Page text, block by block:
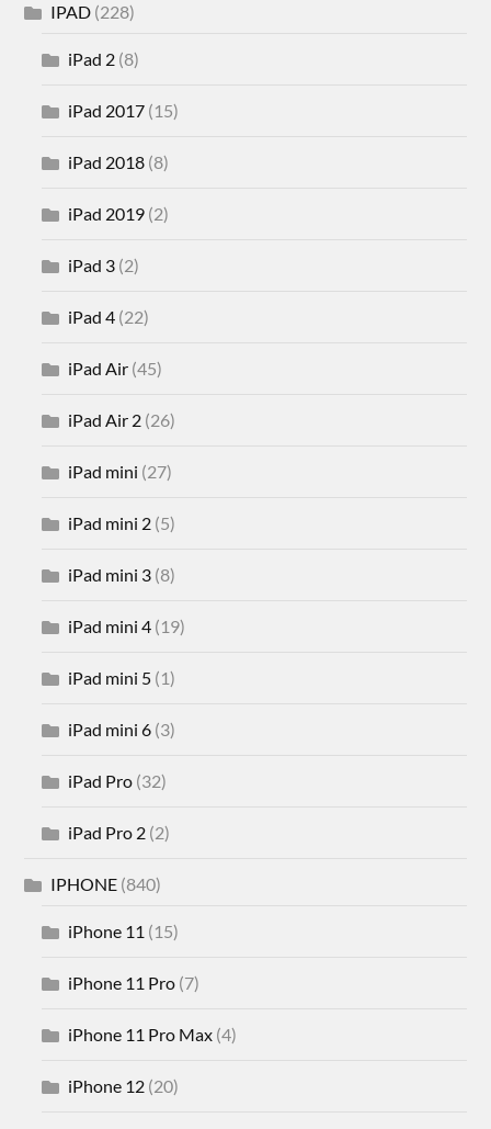
IPAD (228)
iPad 2 (8)
iPad 2017 (15)
iPad 2018 (8)
iPad 2019 (2)
iPad 3 (2)
iPad 4 (22)
iPad Air (45)
iPad Air 2 (26)
iPad mini (27)
iPad mini 2 (5)
iPad mini 3 (8)
iPad mini 4 (19)
iPad mini 5 (1)
iPad mini 6 (3)
iPad Pro (32)
iPad Pro 2 (2)
IPHONE (840)
iPhone 11 (15)
iPhone 11 Pro (7)
iPhone 11 Pro Max (4)
iPhone 12 (20)